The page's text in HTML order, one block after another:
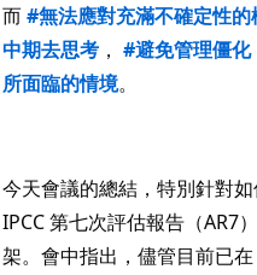
而 #無法應對充滿不確定性的
中期去思考 ， #避免管理僵化
所面臨的情境。
今天會議的總結，特別針對
IPCC 第七次評估報告（AR7
架。會中指出，儘管目前已